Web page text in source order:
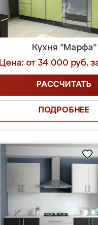
Кухня "Марфа"
Цена: от 34 000 руб.
РАССЧИТАТЬ
ПОДРОБНЕЕ